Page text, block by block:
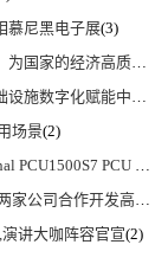
慕尼黑电子展(3)
气集团党委书记、董事长吴磊来访
施数字化赋能中心
场景(2)
PCU 1500 S7 V4.5.0
逆变器方案 以实现可持续的未来
讲大咖阵容官宣(2)